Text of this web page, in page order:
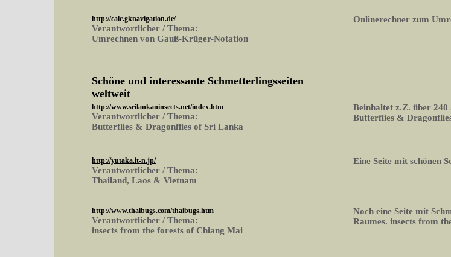
http://calc.gknavigation.de/
Verantwortlicher / Thema:
Umrechnen von Gauß-Krüger-Notation
Onlinerechner zum
Schöne und interessante Schmetterlingsseiten
weltweit
http://www.srilankaninsects.net/index.htm
Verantwortlicher / Thema:
Butterflies & Dragonflies of Sri Lanka
Beinhaltet z.Z. über 240
Butterflies &
http://yutaka.it-n.jp/
Verantwortlicher / Thema:
Thailand, Laos & Vietnam
Eine Seite mit schönen
http://www.thaibugs.com/thaibugs.htm
Verantwortlicher / Thema:
insects from the forests of Chiang Mai
Noch eine Seite mit
Raumes. insects from